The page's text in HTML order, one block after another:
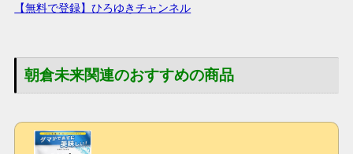
【無料で登録】ひろゆきチャンネル
朝倉未来関連のおすすめの商品